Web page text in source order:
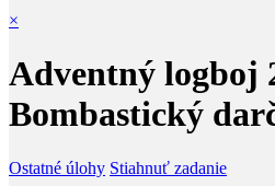
×
Adventný logboj
Bombastický
Ostatné úlohy Stiahnuť zadanie